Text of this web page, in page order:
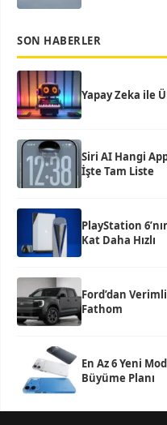
SON HABERLER
Yapay Zeka ile
Siri AI Hangi
İşte Tam Liste
PlayStation
Kat Daha Hızlı
Ford’dan
Fathom
En Az 6 Yeni
Büyüme Planı